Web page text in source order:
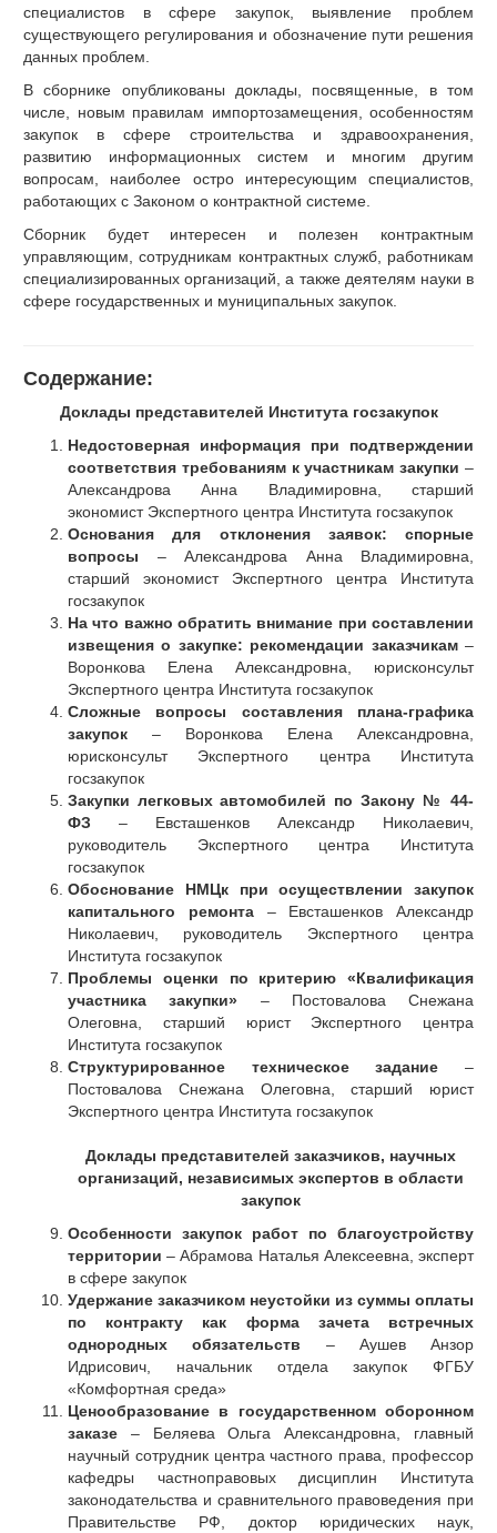
специалистов в сфере закупок, выявление проблем
существующего регулирования и обозначение пути решения
данных проблем.
В сборнике опубликованы доклады, посвященные, в том
числе, новым правилам импортозамещения, особенностям
закупок в сфере строительства и здравоохранения,
развитию информационных систем и многим другим
вопросам, наиболее остро интересующим специалистов,
работающих с Законом о контрактной системе.
Сборник будет интересен и полезен контрактным
управляющим, сотрудникам контрактных служб, работникам
специализированных организаций, а также деятелям науки в
сфере государственных и муниципальных закупок.
Cодержание:
Доклады представителей Института госзакупок
Недостоверная информация при подтверждении
соответствия требованиям к участникам закупки –
Александрова Анна Владимировна, старший
экономист Экспертного центра Института госзакупок
Основания для отклонения заявок: спорные
вопросы – Александрова Анна Владимировна,
старший экономист Экспертного центра Института
госзакупок
На что важно обратить внимание при составлении
извещения о закупке: рекомендации заказчикам–
Воронкова Елена Александровна, юрисконсульт
Экспертного центра Института госзакупок
Сложные вопросы составления плана-графика
закупок – Воронкова Елена Александровна,
юрисконсульт Экспертного центра Института
госзакупок
Закупки легковых автомобилей по Закону № 44-
ФЗ – Евсташенков Александр Николаевич,
руководитель Экспертного центра Института
госзакупок
Обоснование НМЦк при осуществлении закупок
капитального ремонта– Евсташенков Александр
Николаевич, руководитель Экспертного центра
Института госзакупок
Проблемы оценки по критерию «Квалификация
участника закупки» – Постовалова Снежана
Олеговна, старший юрист Экспертного центра
Института госзакупок
Структурированное техническое задание –
Постовалова Снежана Олеговна, старший юрист
Экспертного центра Института госзакупок
Доклады представителей заказчиков, научных
организаций, независимых экспертов в области
закупок
Особенности закупок работ по благоустройству
территории – Абрамова Наталья Алексеевна, эксперт
в сфере закупок
Удержание заказчиком неустойки из суммы оплаты
по контракту как форма зачета встречных
однородных обязательств – Аушев Анзор
Идрисович, начальник отдела закупок ФГБУ
«Комфортная среда»
Ценообразование в государственном оборонном
заказе – Беляева Ольга Александровна, главный
научный сотрудник центра частного права, профессор
кафедры частноправовых дисциплин Института
законодательства и сравнительного правоведения при
Правительстве РФ, доктор юридических наук,